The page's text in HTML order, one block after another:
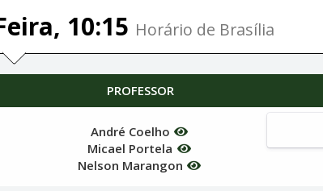
10:15 Horário de Brasília
PROFESSOR
André Coelho
Micael Portela
Nelson Marangon